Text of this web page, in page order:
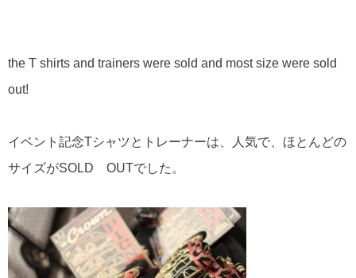
the T shirts and trainers were sold and most size were sold
out!
イベント記念Tシャツとトレーナーは、人気で、ほとんどの
サイズがSOLD OUTでした。